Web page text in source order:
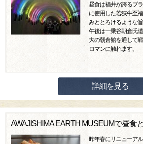
昼食は福井が誇るブ
に使用した若狭牛至
みととろけるような
午後は一乗谷朝倉氏
大の朝倉館を通して
ロマンに触れます。
詳細を見る
AWAJISHIMA EARTH MUSEUMで昼食
昨年春にリニューア